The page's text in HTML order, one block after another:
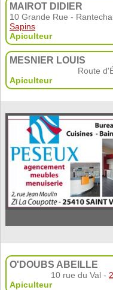
MAIROT DIDIER
10 Grande Rue -
Sapins
Apiculteur
MESNIER LOUIS
Route
Apiculteur
O'DOUBS ABEILLE
10 rue du Val -
Apiculteur